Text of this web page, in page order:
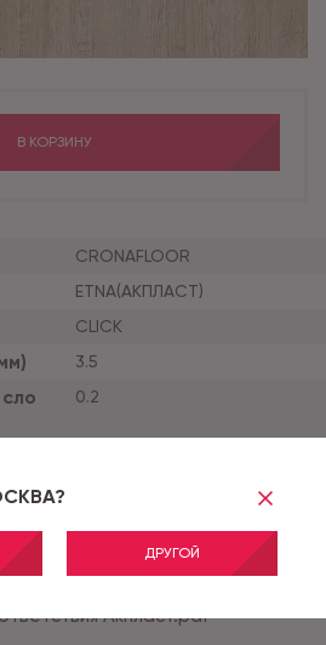
ДРУГОЙ
CRONAFLOOR
ETNA(АКПЛАСТ)
CLICK
3.5
0.2
Акпласт.pdf
В КОРЗИНУ